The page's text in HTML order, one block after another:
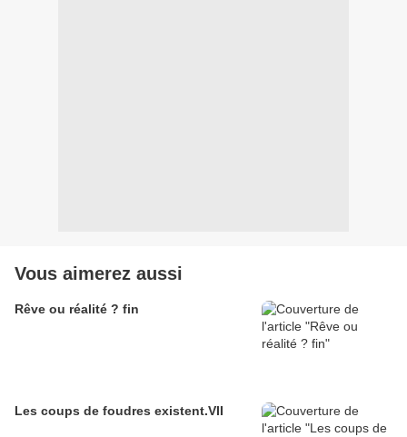
Vous aimerez aussi
Rêve ou réalité ? fin
Les coups de foudres existent.VII